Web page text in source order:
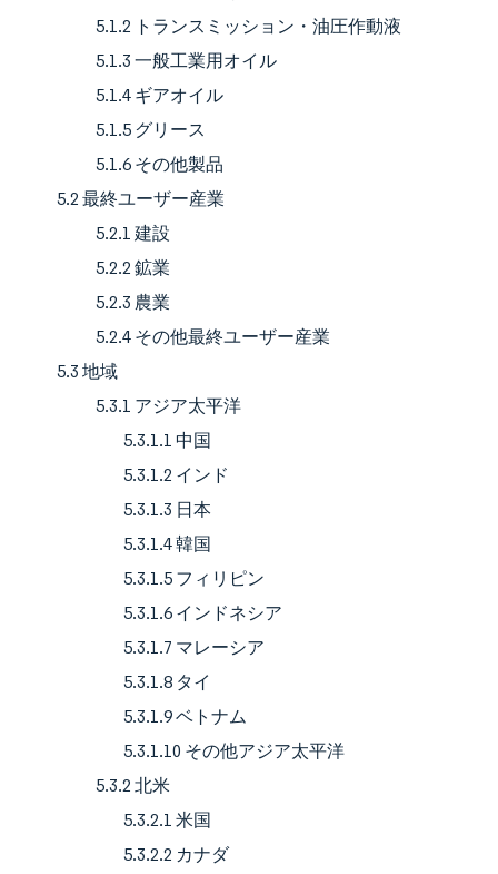
5.1.2 トランスミッション・油圧作動液
5.1.3 一般工業用オイル
5.1.4 ギアオイル
5.1.5 グリース
5.1.6 その他製品
5.2 最終ユーザー産業
5.2.1 建設
5.2.2 鉱業
5.2.3 農業
5.2.4 その他最終ユーザー産業
5.3 地域
5.3.1 アジア太平洋
5.3.1.1 中国
5.3.1.2 インド
5.3.1.3 日本
5.3.1.4 韓国
5.3.1.5 フィリピン
5.3.1.6 インドネシア
5.3.1.7 マレーシア
5.3.1.8 タイ
5.3.1.9 ベトナム
5.3.1.10 その他アジア太平洋
5.3.2 北米
5.3.2.1 米国
5.3.2.2 カナダ